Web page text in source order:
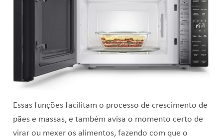
Essas funções facilitam o processo de crescimento de
pães e massas, e também avisa o momento certo de
virar ou mexer os alimentos, fazendo com que o